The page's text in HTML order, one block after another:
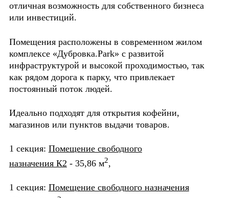
отличная возможность для собственного бизнеса
или инвестиций.
Помещения расположены в современном жилом
комплексе «Дубровка.Park» с развитой
инфраструктурой и высокой проходимостью, так
как рядом дорога к парку, что привлекает
постоянный поток людей.
Идеально подходят для открытия кофейни,
магазинов или пунктов выдачи товаров.
1 секция: Помещение свободного
назначения К2 - 35,86 м2,
1 секция: Помещение свободного назначения